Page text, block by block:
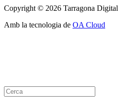
Copyright © 2026 Tarragona Digital
Amb la tecnologia de OA Cloud